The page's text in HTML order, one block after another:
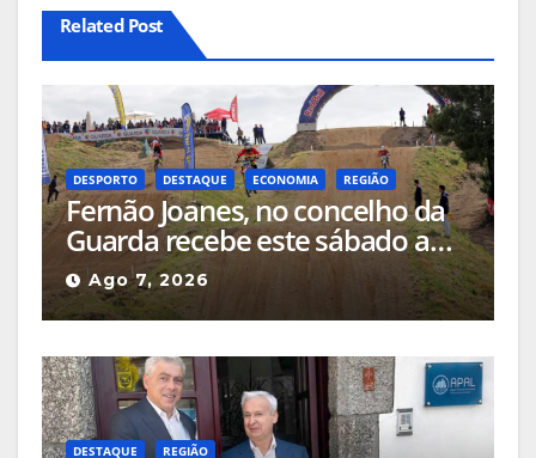
Related Post
DESPORTO DESTAQUE ECONOMIA REGIÃO
Fernão Joanes, no concelho da
Guarda recebe este sábado a
Etapa do Campeonato Nacional
de Supercross
Ago 7, 2026
DESTAQUE REGIÃO